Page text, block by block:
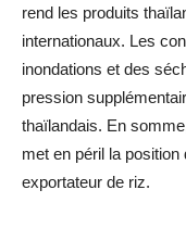
rend les produits
internationaux. Les
inondations et des
pression
thaïlandais. En
met en péril la
exportateur de riz.